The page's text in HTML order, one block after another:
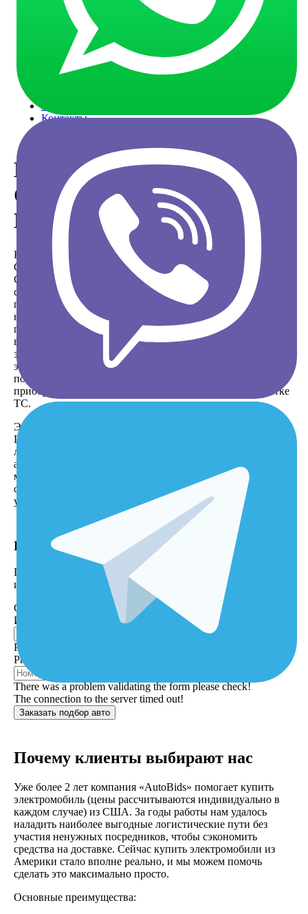
Информация
О нас
Как купить
Стоимость
Тайтлы
Калькулятор расходов
Заявка
Контакты
Купить электромобиль из
США с доставкой в
Беларусь
Нашим клиентам мы предлагаем купить электромобиль из
США с надёжных аукционов по выгодной стоимости.
Сейчас такие автомобили только набирают популярность
среди автовладельцев, и электромобиль купить в Беларуси
предпочитает всё больше людей, но как сделать покупку
не только приятной, но и выгодной? Компания «AutoBids»
поможет с поисками и подберёт множество достойных
вариантов под ваш бюджет и желания на открытых и
закрытых аукционах. У нас вы можете купить
электромобиль б/у «под ключ», команда специалистов
полностью на себя возьмёт все обязательства по
приобретению, доставке и помощи в таможенной очистке
ТС.
Электромобиль Тесла, Nissan Leaf, Chevrolet Bolt, Hyundai
Loniq, Audi e-tron, BMW i3, Fiat 500, Jaguar I-Pase или
любой другой подбирается на самых известных
аукционных площадках: Copart, IaaI, Cars, Ebay, Manheim и
многих других. Все электро авто из США проверяются по
основным базам данных Карфакс и Авточек на верность
указанной информации в истории автомобиля.
Решили заказать автомобиль?
Проконсультируем и подберем автомобиль под требования
и по лучшей цене!
Сообщение было отправлено
Имя
Phone
Phone is not a valid format
There was a problem validating the form please check!
The connection to the server timed out!
Заказать подбор авто
Почему клиенты выбирают нас
Уже более 2 лет компания «AutoBids» помогает купить
электромобиль (цены рассчитываются индивидуально в
каждом случае) из США. За годы работы нам удалось
наладить наиболее выгодные логистические пути без
участия ненужных посредников, чтобы сэкономить
средства на доставке. Сейчас купить электромобили из
Америки стало вполне реально, и мы можем помочь
сделать это максимально просто.
Основные преимущества: